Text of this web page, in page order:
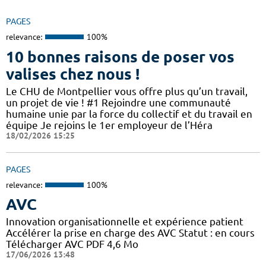
PAGES
relevance: 100%
10 bonnes raisons de poser vos
valises chez nous !
Le CHU de Montpellier vous offre plus qu’un travail,
un projet de vie ! #1 Rejoindre une communauté
humaine unie par la force du collectif et du travail en
équipe Je rejoins le 1er employeur de l’Héra
18/02/2026 15:25
PAGES
relevance: 100%
AVC
Innovation organisationnelle et expérience patient
Accélérer la prise en charge des AVC Statut : en cours
Télécharger AVC PDF 4,6 Mo
17/06/2026 13:48